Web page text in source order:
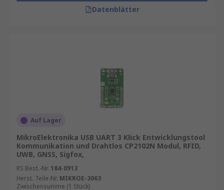
Datenblätter
Auf Lager
MikroElektronika USB UART 3 Klick Entwicklungstool
Kommunikation und Drahtlos CP2102N Modul, RFID,
UWB, GNSS, Sigfox,
RS Best.-Nr. 184-0913
Herst. Teile-Nr. MIKROE-3063
Zwischensumme (1 Stück)